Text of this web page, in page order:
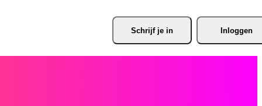
Schrijf je in Inloggen